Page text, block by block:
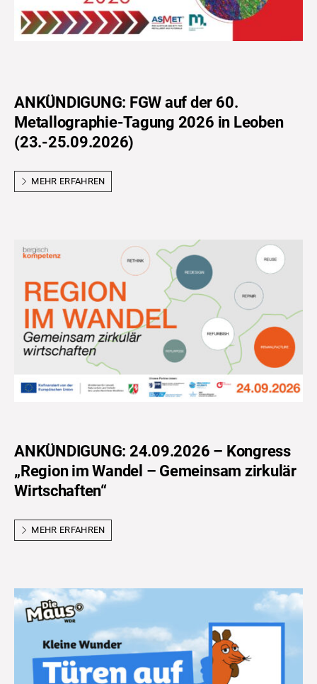
ANKÜNDIGUNG: FGW auf der 60.
Metallographie-Tagung 2026 in Leoben
(23.-25.09.2026)
MEHR ERFAHREN
ANKÜNDIGUNG: 24.09.2026 – Kongress
„Region im Wandel – Gemeinsam zirkulär
Wirtschaften“
MEHR ERFAHREN